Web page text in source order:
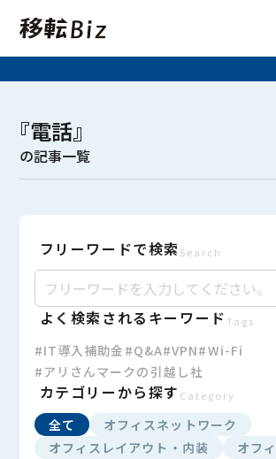
記事一覧
カテゴリー
オフィスレイアウト・内装
『電話』
の記事一覧
フリーワードで検索 Search
よく検索されるキーワード Tags
#IT導入補助金 #Q&A#VPN#Wi-Fi
#アリさんマークの引越し社
カテゴリーから探す Category
全て
オフィスネットワーク
オフィスレイアウト・内装
オフ